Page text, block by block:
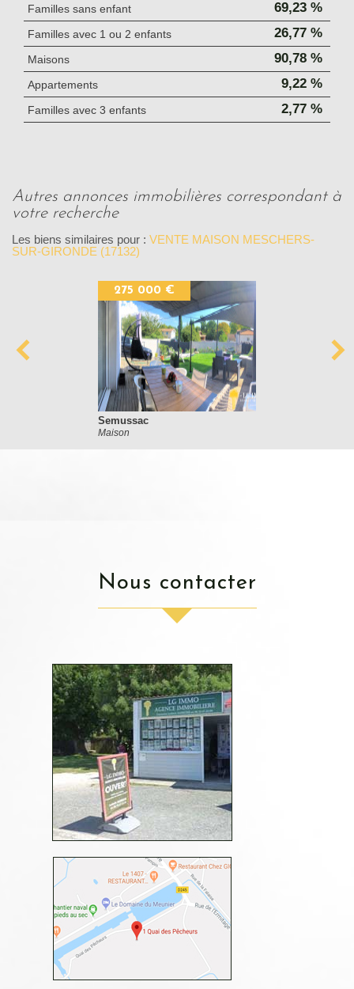
Familles sans enfant 69,23 %
Familles avec 1 ou 2 enfants 26,77 %
Maisons 90,78 %
Appartements 9,22 %
Familles avec 3 enfants 2,77 %
autres annonces immobilières correspondant à
votre recherche
Les biens similaires pour : VENTE MAISON MESCHERS-
SUR-GIRONDE (17132)
275 000 €
Semussac
Maison
nous contacter